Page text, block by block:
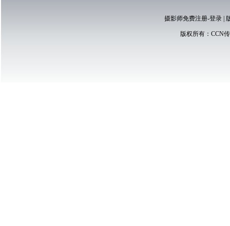
摄影师免费注册-登录|
版权所有： CCN